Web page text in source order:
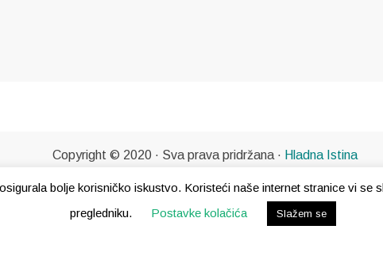
bolje korisničko iskustvo. Koristeći naše internet stranice vi
pregledniku.
Postavke kolačića Slažem se
Copyright © 2020 · Sva prava pridržana · Hladna Istina